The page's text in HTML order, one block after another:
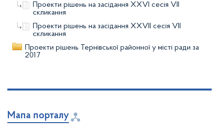
Проекти рішень на засідання XХVІ сесія VІІ
скликання
Проекти рішень на засідання XХVІІ сесія VІІ
скликання
Проекти рішень Тернівської районної у місті ради за
2017
Мапа порталу